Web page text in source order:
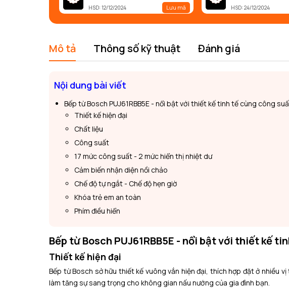
HSD: 12/12/2024 Lưu mã HSD: 24/12/2024
Mô tả Thông số kỹ thuật Đánh giá
Nội dung bài viết
Bếp từ Bosch PUJ61RBB5E - nổi bật với thiết kế tinh tế cùng công
Thiết kế hiện đại
Chất liệu
Công suất
17 mức công suất - 2 mức hiển thị nhiệt dư
Cảm biến nhận diện nồi chảo
Chế độ tự ngắt - Chế độ hẹn giờ
Khóa trẻ em an toàn
Phím điều hiển
Bếp từ Bosch PUJ61RBB5E - nổi bật với thiết kế
Thiết kế hiện đại
Bếp từ Bosch sở hữu thiết kế vuông vắn hiện đại, thích hợp đặt ở nhiều
làm tăng sự sang trọng cho không gian nấu nướng của gia đình bạn.